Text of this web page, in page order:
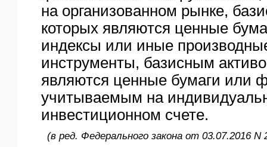
на организованном рынке,
которых являются ценные
индексы или иные
инструменты, базисным
являются ценные бумаги или
учитываемым на
инвестиционном счете.
(в ред. Федерального закона от 03.07.2016 N